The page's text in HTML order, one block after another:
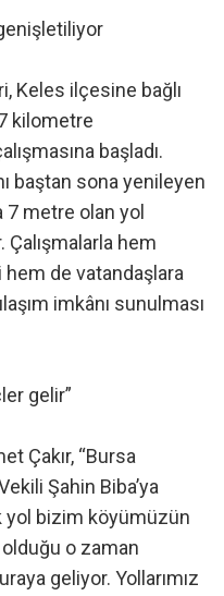
Keles ilçesine bağlı
kilometre
başladı.
baştan sona yenileyen
metre olan yol
Çalışmalarla hem
hem de vatandaşlara
imkânı sunulması
gelir”
Çakır, “Bursa
Şahin Biba’ya
yol bizim köyümüzün
o zaman
geliyor. Yollarımız